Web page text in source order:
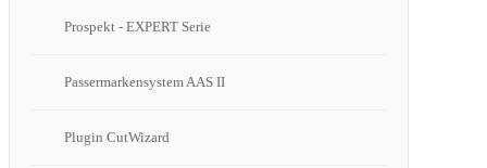
Prospekt - EXPERT Serie
Passermarkensystem AAS II
Plugin CutWizard